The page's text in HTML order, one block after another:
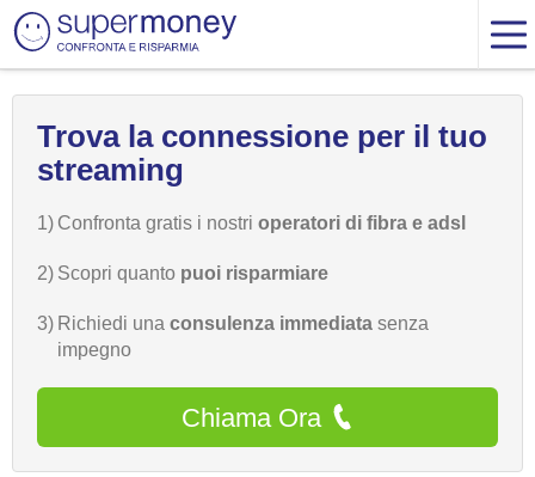
Trova la connessione per il tuo
streaming
1) Confronta gratis i nostri operatori di fibra e adsl
2) Scopri quanto puoi risparmiare
3) Richiedi una consulenza immediata senza
impegno
Chiama Ora